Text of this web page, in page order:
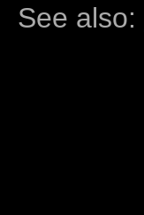
See also: